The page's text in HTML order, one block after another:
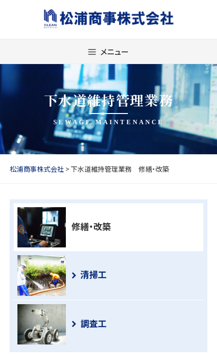
メニュー
下水道維持管理業務
SEWAGE MAINTENANCE
松浦商事株式会社 >下水道維持管理業務 修繕・改築
修繕・改築
清掃工
調査工